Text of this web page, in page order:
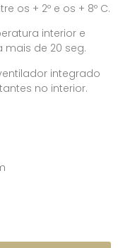
os + 2º e os + 8º C.
interior e
de 20 seg.
integrado
no interior.